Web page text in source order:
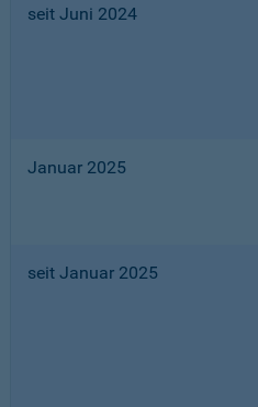
seit Juni 2024
Januar 2025
seit Januar 2025